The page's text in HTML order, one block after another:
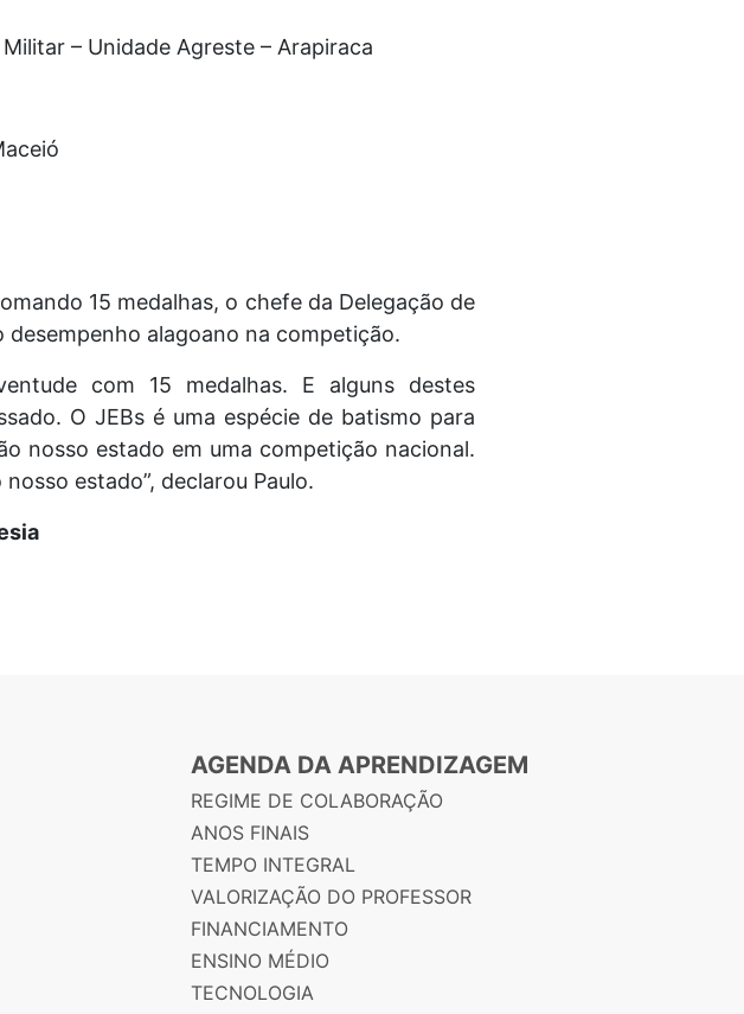
– Unidade Agreste – Arapiraca
15 medalhas, o chefe da Delegação de
desempenho alagoano na competição.
com 15 medalhas. E alguns destes
O JEBs é uma espécie de batismo para
nosso estado em uma competição nacional.
estado”, declarou Paulo.
AGENDA DA APRENDIZAGEM
REGIME DE COLABORAÇÃO
ANOS FINAIS
TEMPO INTEGRAL
VALORIZAÇÃO DO PROFESSOR
FINANCIAMENTO
ENSINO MÉDIO
TECNOLOGIA